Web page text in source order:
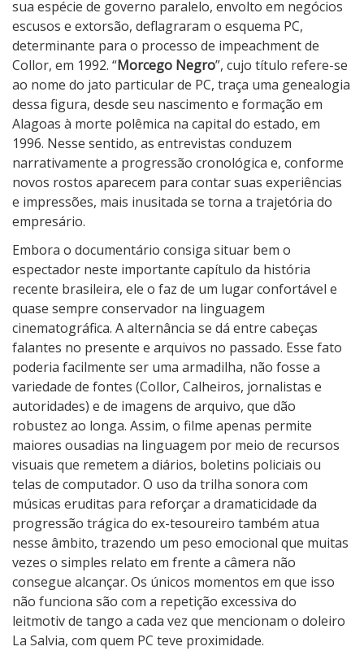
sua espécie de governo paralelo, envolto em negócios
escusos e extorsão, deflagraram o esquema PC,
determinante para o processo de impeachment de
Collor, em 1992. “Morcego Negro”, cujo título refere-se
ao nome do jato particular de PC, traça uma genealogia
dessa figura, desde seu nascimento e formação em
Alagoas à morte polêmica na capital do estado, em
1996. Nesse sentido, as entrevistas conduzem
narrativamente a progressão cronológica e, conforme
novos rostos aparecem para contar suas experiências
e impressões, mais inusitada se torna a trajetória do
empresário.
Embora o documentário consiga situar bem o
espectador neste importante capítulo da história
recente brasileira, ele o faz de um lugar confortável e
quase sempre conservador na linguagem
cinematográfica. A alternância se dá entre cabeças
falantes no presente e arquivos no passado. Esse fato
poderia facilmente ser uma armadilha, não fosse a
variedade de fontes (Collor, Calheiros, jornalistas e
autoridades) e de imagens de arquivo, que dão
robustez ao longa. Assim, o filme apenas permite
maiores ousadias na linguagem por meio de recursos
visuais que remetem a diários, boletins policiais ou
telas de computador. O uso da trilha sonora com
músicas eruditas para reforçar a dramaticidade da
progressão trágica do ex-tesoureiro também atua
nesse âmbito, trazendo um peso emocional que muitas
vezes o simples relato em frente a câmera não
consegue alcançar. Os únicos momentos em que isso
não funciona são com a repetição excessiva do
leitmotiv de tango a cada vez que mencionam o doleiro
La Salvia, com quem PC teve proximidade.